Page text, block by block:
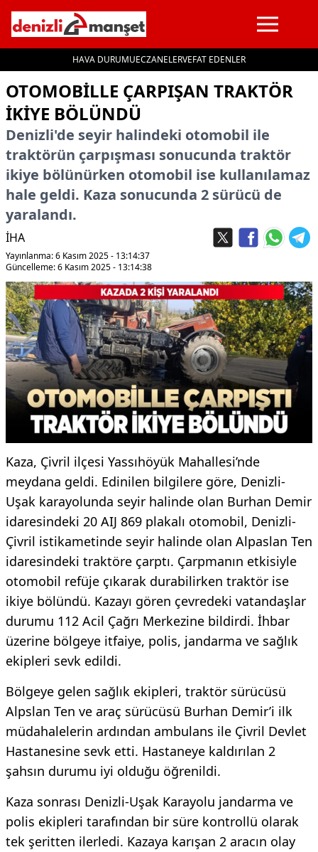
HAVA DURUMUECZANELERVEFAT EDENLER
OTOMOBILLE ÇARPIŞAN TRAKTÖR
IKIYE BÖLÜNDÜ
Denizli'de seyir halindeki otomobil ile
traktörün çarpışması sonucunda traktör
ikiye bölünürken otomobil ise kullanılamaz
hale geldi. Kaza sonucunda 2 sürücü de
yaralandı.
İHA
Yayınlanma: 6 Kasım 2025 - 13:14:37
Güncelleme: 6 Kasım 2025 - 13:14:38
Kaza, Çivril ilçesi Yassıhöyük Mahallesi’nde
meydana geldi. Edinilen bilgilere göre, Denizli-
Uşak karayolunda seyir halinde olan Burhan Demir
idaresindeki 20 AIJ 869 plakalı otomobil, Denizli-
Çivril istikametinde seyir halinde olan Alpaslan Ten
idaresindeki traktöre çarptı. Çarpmanın etkisiyle
otomobil refüje çıkarak durabilirken traktör ise
ikiye bölündü. Kazayı gören çevredeki vatandaşlar
durumu 112 Acil Çağrı Merkezine bildirdi. İhbar
üzerine bölgeye itfaiye, polis, jandarma ve sağlık
ekipleri sevk edildi.
Bölgeye gelen sağlık ekipleri, traktör sürücüsü
Alpslan Ten ve araç sürücüsü Burhan Demir’i ilk
müdahalelerin ardından ambulans ile Çivril Devlet
Hastanesine sevk etti. Hastaneye kaldırılan 2
şahsın durumu iyi olduğu öğrenildi.
Kaza sonrası Denizli-Uşak Karayolu jandarma ve
polis ekipleri tarafından bir süre kontrollü olarak
tek şeritten ilerledi. Kazaya karışan 2 aracın olay